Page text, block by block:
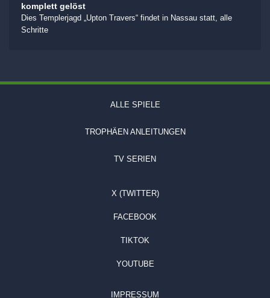
komplett gelöst
Dies Templerjagd „Upton Travers“ findet in Nassau statt, alle
Schritte
ALLE SPIELE
TROPHÄEN ANLEITUNGEN
TV SERIEN
X (TWITTER)
FACEBOOK
TIKTOK
YOUTUBE
IMPRESSUM